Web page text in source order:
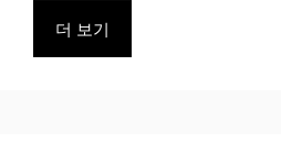
더 보기